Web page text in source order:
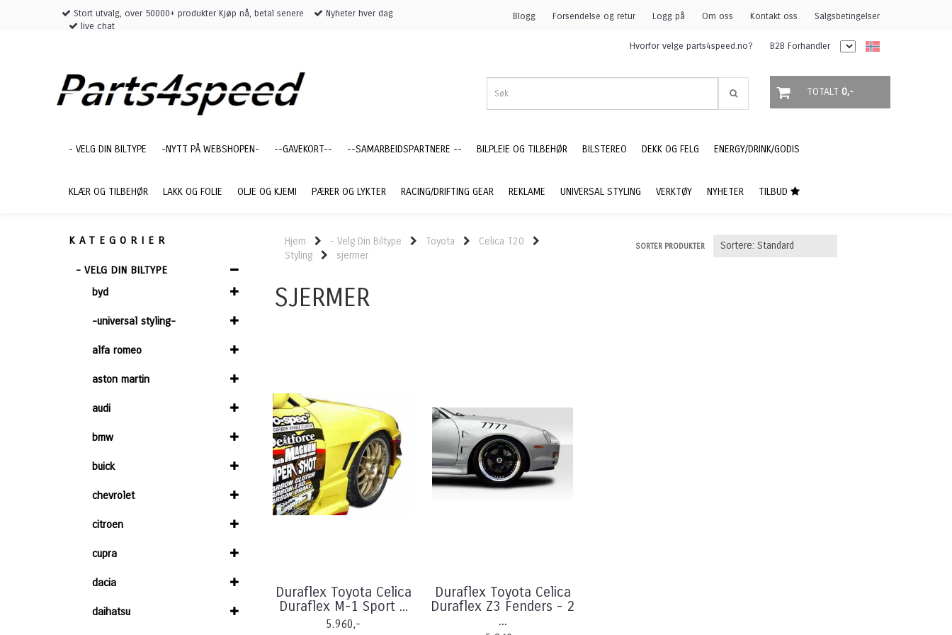
Stort utvalg, over 50000+ produkter Kjøp nå, betal senere
Nyheter hver dag
live chat
Blogg Forsendelse og retur Logg på Om oss Kontakt oss Salgsbetingelser
Hvorfor velge parts4speed.no? B2B Forhandler
TOTALT 0,-
- VELG DIN BILTYPE -NYTT PÅ WEBSHOPEN- --GAVEKORT-- --SAMARBEIDSPARTNERE -- BILPLEIE OG TILBEHØR BILSTEREO DEKK OG FELG ENERGY/DRINK/GODIS
KLÆR OG TILBEHØR LAKK OG FOLIE OLJE OG KJEMI PÆRER OG LYKTER RACING/DRIFTING GEAR REKLAME UNIVERSAL STYLING VERKTØY NYHETER TILBUD
KATEGORIER
- VELG DIN BILTYPE
byd
-universal styling-
alfa romeo
aston martin
audi
bmw
buick
chevrolet
citroen
cupra
dacia
daihatsu
Hjem - Velg Din Biltype Toyota
Celica T20
Styling
sjermer
SORTER PRODUKTER
SJERMER
Duraflex Toyota Celica
Duraflex M-1 Sport ...
5.960,-
Duraflex Toyota Celica
Duraflex Z3 Fenders - 2
...